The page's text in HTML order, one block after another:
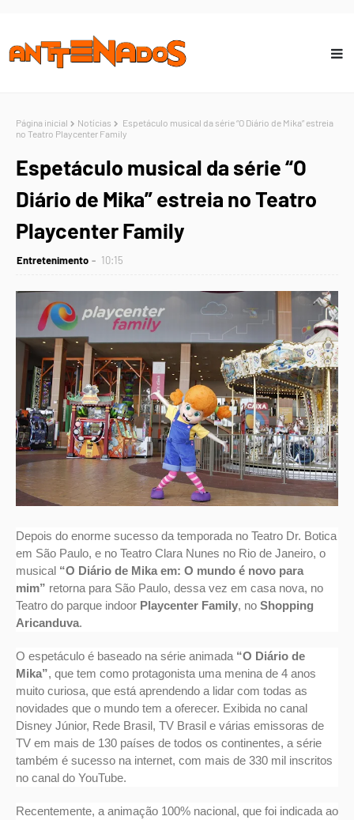
Página inicial Notícias
Espetáculo musical da série “O Diário de Mika” estreia
no Teatro Playcenter Family
Espetáculo musical da série “O
Diário de Mika” estreia no Teatro
Playcenter Family
Entretenimento 10:15
Depois do enorme sucesso da temporada no Teatro Dr. Botica
em São Paulo, e no Teatro Clara Nunes no Rio de Janeiro, o
musical “O Diário de Mika em: O mundo é novo para
mim” retorna para São Paulo, dessa vez em casa nova, no
Teatro do parque indoor Playcenter Family, no Shopping
Aricanduva.
O espetáculo é baseado na série animada “O Diário de
Mika”, que tem como protagonista uma menina de 4 anos
muito curiosa, que está aprendendo a lidar com todas as
novidades que o mundo tem a oferecer. Exibida no canal
Disney Júnior, Rede Brasil, TV Brasil e várias emissoras de
TV em mais de 130 países de todos os continentes, a série
também é sucesso na internet, com mais de 330 mil inscritos
no canal do YouTube.
Recentemente, a animação 100% nacional, que foi indicada ao